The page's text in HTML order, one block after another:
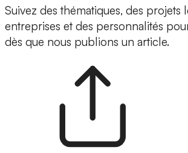
Suivez des thématiques, des projets
entreprises et des personnalités
dès que nous publions un article.